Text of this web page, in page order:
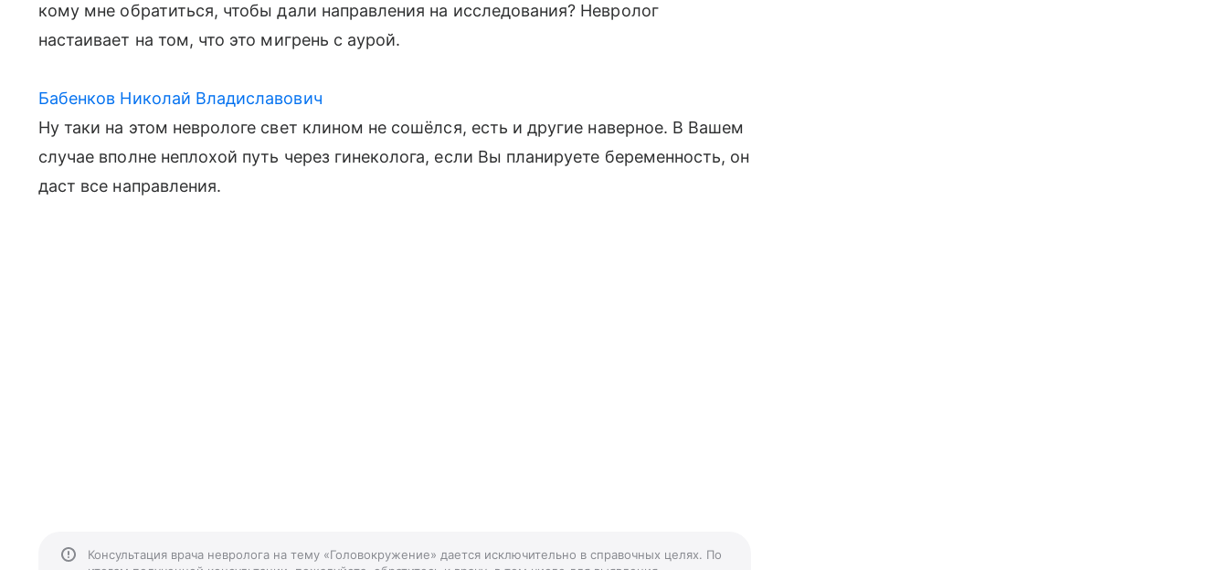
кому мне обратиться, чтобы дали направления на исследования? Невролог
настаивает на том, что это мигрень с аурой.
Бабенков Николай Владиславович
Ну таки на этом неврологе свет клином не сошёлся, есть и другие наверное. В Вашем
случае вполне неплохой путь через гинеколога, если Вы планируете беременность, он
даст все направления.
Консультация врача невролога на тему «Головокружение» дается исключительно в справочных целях. По